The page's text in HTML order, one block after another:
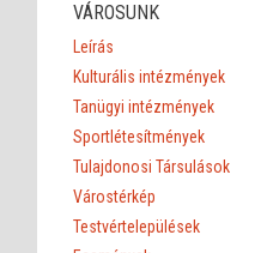
VÁROSUNK
Leírás
Kulturális intézmények
Tanügyi intézmények
Sportlétesítmények
Tulajdonosi Társulások
Várostérkép
Testvértelepülések